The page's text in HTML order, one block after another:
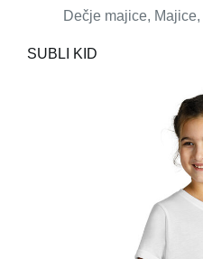
Dečje majice, Majice,
SUBLI KID